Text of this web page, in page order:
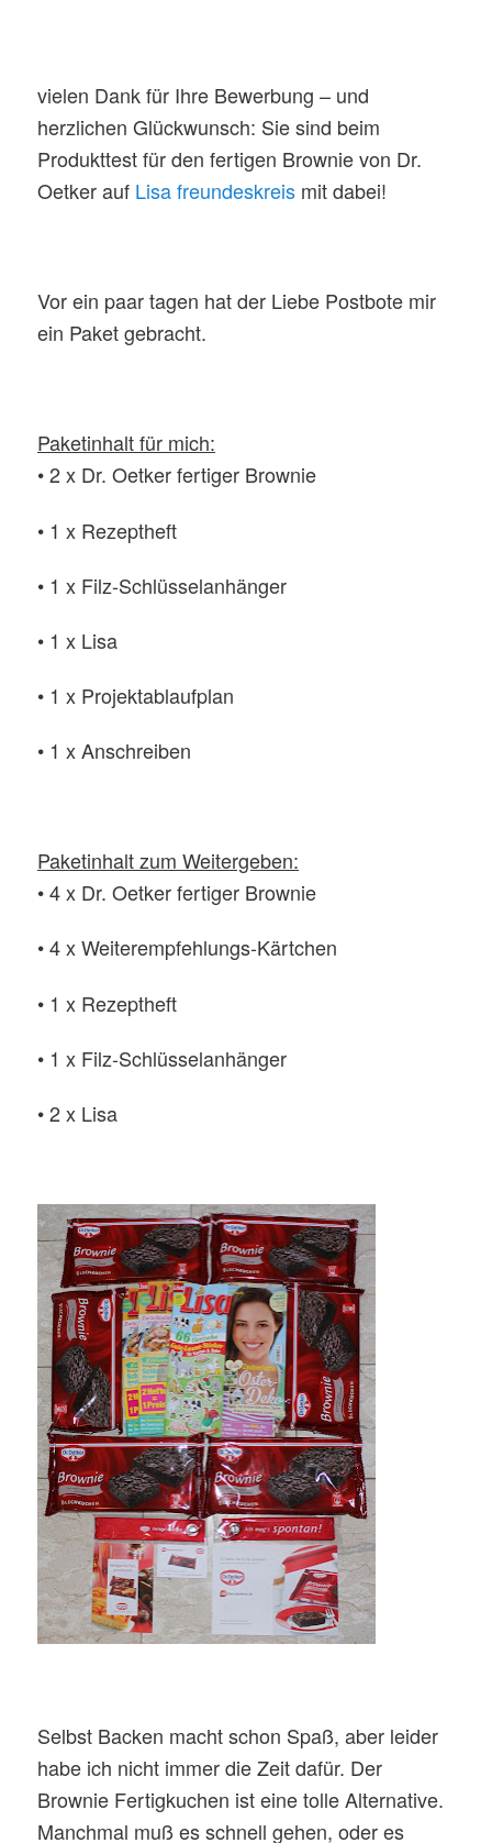
vielen Dank für Ihre Bewerbung – und
herzlichen Glückwunsch: Sie sind beim
Produkttest für den fertigen Brownie von Dr.
Oetker auf Lisa freundeskreis mit dabei!
Vor ein paar tagen hat der Liebe Postbote mir
ein Paket gebracht.
Paketinhalt für mich:
• 2 x Dr. Oetker fertiger Brownie
• 1 x Rezeptheft
• 1 x Filz-Schlüsselanhänger
• 1 x Lisa
• 1 x Projektablaufplan
• 1 x Anschreiben
Paketinhalt zum Weitergeben:
• 4 x Dr. Oetker fertiger Brownie
• 4 x Weiterempfehlungs-Kärtchen
• 1 x Rezeptheft
• 1 x Filz-Schlüsselanhänger
• 2 x Lisa
Selbst Backen macht schon Spaß, aber leider
habe ich nicht immer die Zeit dafür. Der
Brownie Fertigkuchen ist eine tolle Alternative.
Manchmal muß es schnell gehen, oder es